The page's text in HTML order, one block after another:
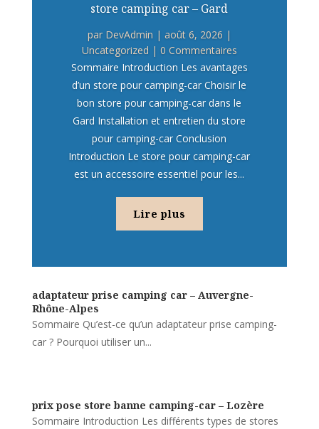
store camping car – Gard
par DevAdmin | août 6, 2026 |
Uncategorized | 0 Commentaires
Sommaire Introduction Les avantages
d’un store pour camping-car Choisir le
bon store pour camping-car dans le
Gard Installation et entretien du store
pour camping-car Conclusion
Introduction Le store pour camping-car
est un accessoire essentiel pour les...
Lire plus
adaptateur prise camping car – Auvergne-
Rhône-Alpes
Sommaire Qu’est-ce qu’un adaptateur prise camping-
car ? Pourquoi utiliser un...
prix pose store banne camping-car – Lozère
Sommaire Introduction Les différents types de stores